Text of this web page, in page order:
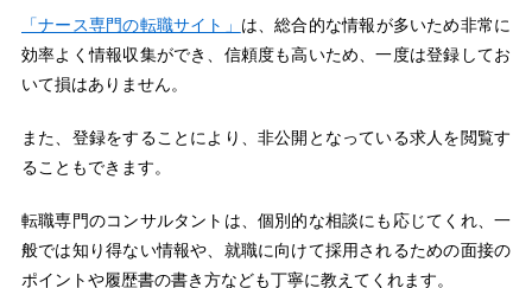
「ナース専門の転職サイト」 は、総合的な情報が多いため非常に
効率よく情報収集ができ、信頼度も高いため、一度は登録してお
いて損はありません。
また、登録をすることにより、非公開となっている求人を閲覧す
ることもできます。
転職専門のコンサルタントは、個別的な相談にも応じてくれ、一
般では知り得ない情報や、就職に向けて採用されるための面接の
ポイントや履歴書の書き方なども丁寧に教えてくれます。